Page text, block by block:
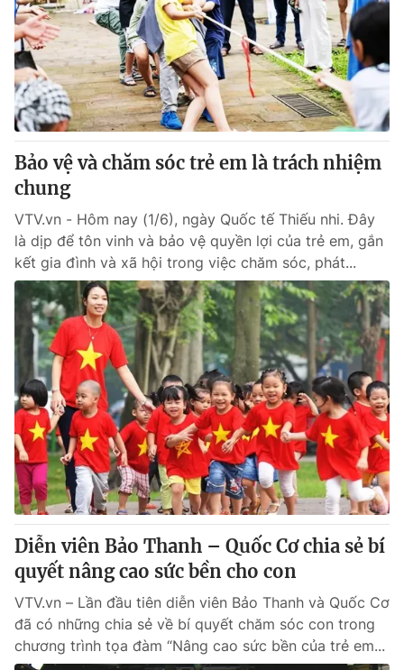
Bảo vệ và chăm sóc trẻ em là trách nhiệm
chung
VTV.vn - Hôm nay (1/6), ngày Quốc tế Thiếu nhi. Đây
là dịp để tôn vinh và bảo vệ quyền lợi của trẻ em, gắn
kết gia đình và xã hội trong việc chăm sóc, phát...
Diễn viên Bảo Thanh – Quốc Cơ chia sẻ bí
quyết nâng cao sức bền cho con
VTV.vn – Lần đầu tiên diễn viên Bảo Thanh và Quốc Cơ
đã có những chia sẻ về bí quyết chăm sóc con trong
chương trình tọa đàm “Nâng cao sức bền của trẻ em...